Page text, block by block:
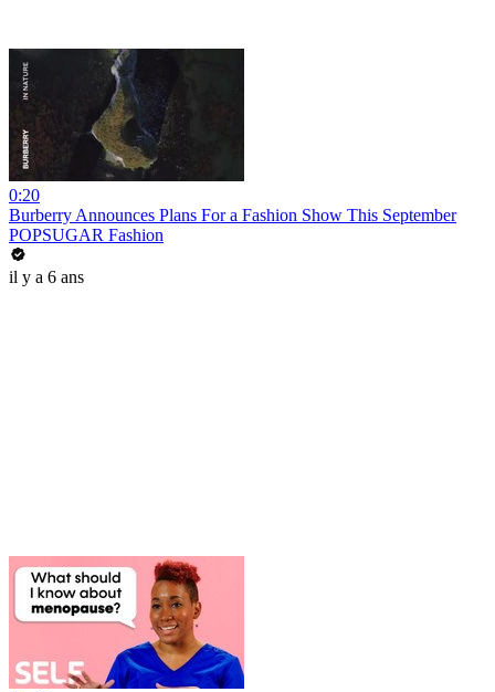
0:20
Burberry Announces Plans For a Fashion Show This September
POPSUGAR Fashion
il y a 6 ans